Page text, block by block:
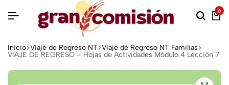
0
Inicio Viaje de Regreso NT Viaje de Regreso NT Familias
VIAJE DE REGRESO – Hojas de Actividades Módulo 4 Lección 7